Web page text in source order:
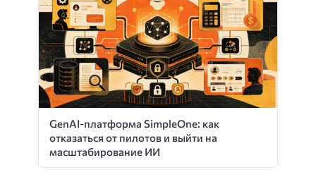
GenAI-платформа SimpleOne: как
отказаться от пилотов и выйти на
масштабирование ИИ